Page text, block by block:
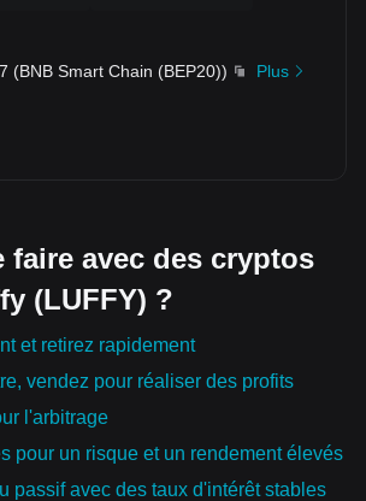
(BNB Smart Chain (BEP20))
Plus
faire avec des cryptos
(LUFFY) ?
et retirez rapidement
vendez pour réaliser des profits
l'arbitrage
pour un risque et un rendement élevés
passif avec des taux d'intérêt stables